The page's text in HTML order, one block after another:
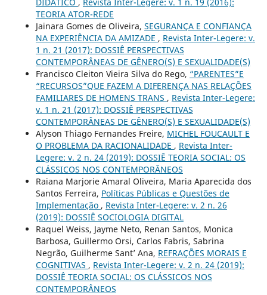
TEORIA ATOR-REDE
Jainara Gomes de Oliveira, SEGURANÇA E CONFIANÇA
NA EXPERIÊNCIA DA AMIZADE , Revista Inter-Legere: v.
1 n. 21 (2017): DOSSIÊ PERSPECTIVAS
CONTEMPORÂNEAS DE GÊNERO(S) E SEXUALIDADE(S)
Francisco Cleiton Vieira Silva do Rego, “PARENTES”E
“RECURSOS”QUE FAZEM A DIFERENÇA NAS RELAÇÕES
FAMILIARES DE HOMENS TRANS , Revista Inter-Legere:
v. 1 n. 21 (2017): DOSSIÊ PERSPECTIVAS
CONTEMPORÂNEAS DE GÊNERO(S) E SEXUALIDADE(S)
Alyson Thiago Fernandes Freire, MICHEL FOUCAULT E
O PROBLEMA DA RACIONALIDADE , Revista Inter-
Legere: v. 2 n. 24 (2019): DOSSIÊ TEORIA SOCIAL: OS
CLÁSSICOS NOS CONTEMPORÂNEOS
Raiana Marjorie Amaral Oliveira, Maria Aparecida dos
Santos Ferreira, Políticas Públicas e Questões de
Implementação , Revista Inter-Legere: v. 2 n. 26
(2019): DOSSIÊ SOCIOLOGIA DIGITAL
Raquel Weiss, Jayme Neto, Renan Santos, Monica
Barbosa, Guillermo Orsi, Carlos Fabris, Sabrina
Negrão, Guilherme Sant’ Ana, REFRAÇÕES MORAIS E
COGNITIVAS , Revista Inter-Legere: v. 2 n. 24 (2019):
DOSSIÊ TEORIA SOCIAL: OS CLÁSSICOS NOS
CONTEMPORÂNEOS